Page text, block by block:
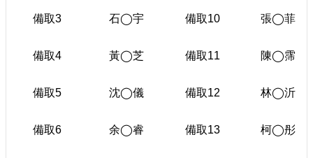
備取3 石◯宇 備取10 張◯菲
備取4 黃◯芝 備取11 陳◯霈
備取5 沈◯儀 備取12 林◯沂
備取6 余◯睿 備取13 柯◯彤